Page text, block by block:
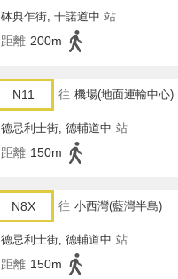
砵典乍街, 干諾道中 站
距離 200m
N11 往 機場(地面運輸中心)
德忌利士街, 德輔道中 站
距離 150m
N8X 往 小西灣(藍灣半島)
德忌利士街, 德輔道中 站
距離 150m